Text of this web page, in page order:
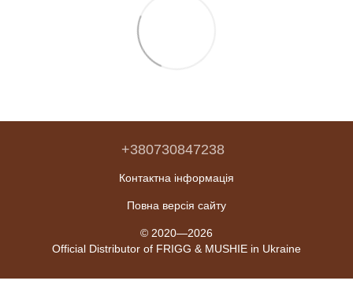
+380730847238
Контактна інформація
Повна версія сайту
© 2020—2026
Official Distributor of FRIGG & MUSHIE in Ukraine